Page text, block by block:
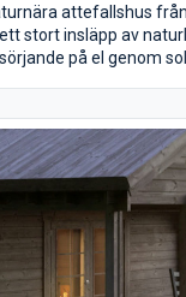
attefallshus från
stort insläpp av
på el genom
egen. Inklusive loftet